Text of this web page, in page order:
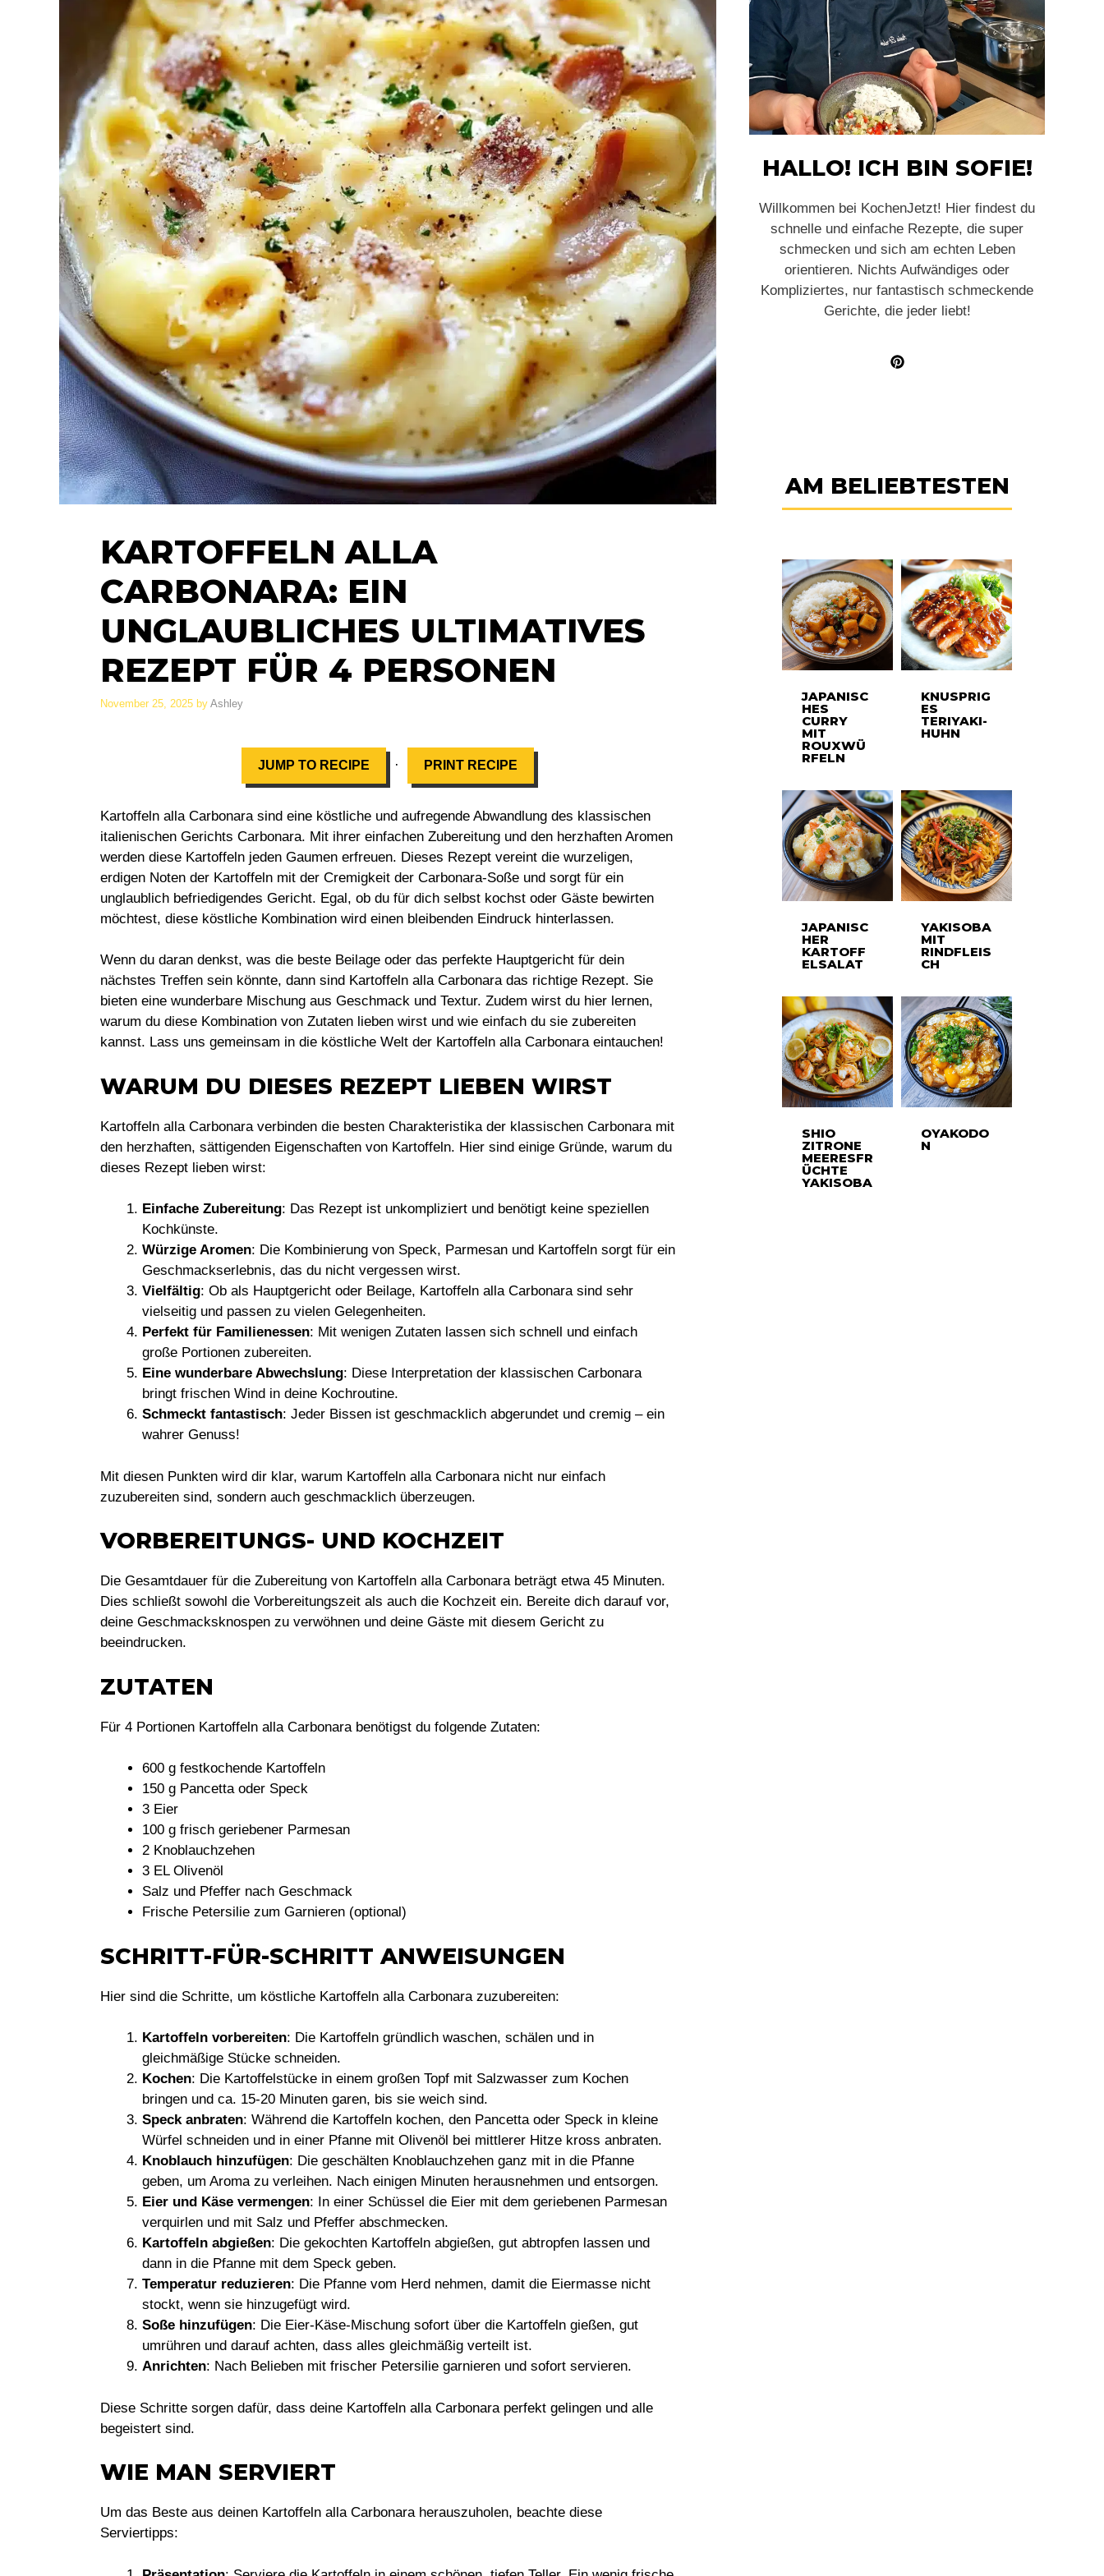
KARTOFFELN ALLA
CARBONARA: EIN
UNGLAUBLICHES ULTIMATIVES
REZEPT FÜR 4 PERSONEN
November 25, 2025 by Ashley
JUMP TO RECIPE · PRINT RECIPE
Kartoffeln alla Carbonara sind eine köstliche und aufregende Abwandlung des klassischen
italienischen Gerichts Carbonara. Mit ihrer einfachen Zubereitung und den herzhaften Aromen
werden diese Kartoffeln jeden Gaumen erfreuen. Dieses Rezept vereint die wurzeligen,
erdigen Noten der Kartoffeln mit der Cremigkeit der Carbonara-Soße und sorgt für ein
unglaublich befriedigendes Gericht. Egal, ob du für dich selbst kochst oder Gäste bewirten
möchtest, diese köstliche Kombination wird einen bleibenden Eindruck hinterlassen.
Wenn du daran denkst, was die beste Beilage oder das perfekte Hauptgericht für dein
nächstes Treffen sein könnte, dann sind Kartoffeln alla Carbonara das richtige Rezept. Sie
bieten eine wunderbare Mischung aus Geschmack und Textur. Zudem wirst du hier lernen,
warum du diese Kombination von Zutaten lieben wirst und wie einfach du sie zubereiten
kannst. Lass uns gemeinsam in die köstliche Welt der Kartoffeln alla Carbonara eintauchen!
WARUM DU DIESES REZEPT LIEBEN WIRST
Kartoffeln alla Carbonara verbinden die besten Charakteristika der klassischen Carbonara mit
den herzhaften, sättigenden Eigenschaften von Kartoffeln. Hier sind einige Gründe, warum du
dieses Rezept lieben wirst:
Einfache Zubereitung: Das Rezept ist unkompliziert und benötigt keine speziellen
Kochkünste.
Würzige Aromen: Die Kombinierung von Speck, Parmesan und Kartoffeln sorgt für ein
Geschmackserlebnis, das du nicht vergessen wirst.
Vielfältig: Ob als Hauptgericht oder Beilage, Kartoffeln alla Carbonara sind sehr
vielseitig und passen zu vielen Gelegenheiten.
Perfekt für Familienessen: Mit wenigen Zutaten lassen sich schnell und einfach
große Portionen zubereiten.
Eine wunderbare Abwechslung: Diese Interpretation der klassischen Carbonara
bringt frischen Wind in deine Kochroutine.
Schmeckt fantastisch: Jeder Bissen ist geschmacklich abgerundet und cremig – ein
wahrer Genuss!
Mit diesen Punkten wird dir klar, warum Kartoffeln alla Carbonara nicht nur einfach
zuzubereiten sind, sondern auch geschmacklich überzeugen.
VORBEREITUNGS- UND KOCHZEIT
Die Gesamtdauer für die Zubereitung von Kartoffeln alla Carbonara beträgt etwa 45 Minuten.
Dies schließt sowohl die Vorbereitungszeit als auch die Kochzeit ein. Bereite dich darauf vor,
deine Geschmacksknospen zu verwöhnen und deine Gäste mit diesem Gericht zu
beeindrucken.
ZUTATEN
Für 4 Portionen Kartoffeln alla Carbonara benötigst du folgende Zutaten:
600 g festkochende Kartoffeln
150 g Pancetta oder Speck
3 Eier
100 g frisch geriebener Parmesan
2 Knoblauchzehen
3 EL Olivenöl
Salz und Pfeffer nach Geschmack
Frische Petersilie zum Garnieren (optional)
SCHRITT-FÜR-SCHRITT ANWEISUNGEN
Hier sind die Schritte, um köstliche Kartoffeln alla Carbonara zuzubereiten:
Kartoffeln vorbereiten: Die Kartoffeln gründlich waschen, schälen und in
gleichmäßige Stücke schneiden.
Kochen: Die Kartoffelstücke in einem großen Topf mit Salzwasser zum Kochen
bringen und ca. 15-20 Minuten garen, bis sie weich sind.
Speck anbraten: Während die Kartoffeln kochen, den Pancetta oder Speck in kleine
Würfel schneiden und in einer Pfanne mit Olivenöl bei mittlerer Hitze kross anbraten.
Knoblauch hinzufügen: Die geschälten Knoblauchzehen ganz mit in die Pfanne
geben, um Aroma zu verleihen. Nach einigen Minuten herausnehmen und entsorgen.
Eier und Käse vermengen: In einer Schüssel die Eier mit dem geriebenen Parmesan
verquirlen und mit Salz und Pfeffer abschmecken.
Kartoffeln abgießen: Die gekochten Kartoffeln abgießen, gut abtropfen lassen und
dann in die Pfanne mit dem Speck geben.
Temperatur reduzieren: Die Pfanne vom Herd nehmen, damit die Eiermasse nicht
stockt, wenn sie hinzugefügt wird.
Soße hinzufügen: Die Eier-Käse-Mischung sofort über die Kartoffeln gießen, gut
umrühren und darauf achten, dass alles gleichmäßig verteilt ist.
Anrichten: Nach Belieben mit frischer Petersilie garnieren und sofort servieren.
Diese Schritte sorgen dafür, dass deine Kartoffeln alla Carbonara perfekt gelingen und alle
begeistert sind.
WIE MAN SERVIERT
Um das Beste aus deinen Kartoffeln alla Carbonara herauszuholen, beachte diese
Serviertipps:
HALLO! ICH BIN SOFIE!
Willkommen bei KochenJetzt! Hier findest du
schnelle und einfache Rezepte, die super
schmecken und sich am echten Leben
orientieren. Nichts Aufwändiges oder
Kompliziertes, nur fantastisch schmeckende
Gerichte, die jeder liebt!
AM BELIEBTESTEN
JAPANISC
HES
CURRY
MIT
ROUXWÜ
RFELN
KNUSPRIG
ES
TERIYAKI-
HUHN
JAPANISC
HER
KARTOFF
ELSALAT
YAKISOBA
MIT
RINDFLEIS
CH
SHIO
ZITRONE
MEERESFR
ÜCHTE
YAKISOBA
OYAKODO
N